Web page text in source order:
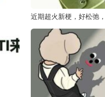
近期超火新梗，好松弛